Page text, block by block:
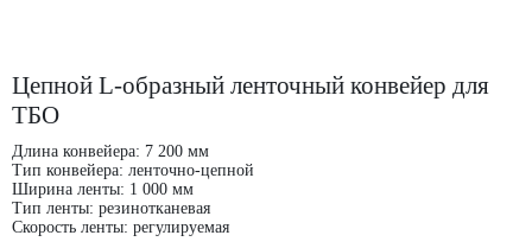
Цепной L-образный ленточный конвейер для
ТБО
Длина конвейера: 7 200 мм
Тип конвейера: ленточно-цепной
Ширина ленты: 1 000 мм
Тип ленты: резинотканевая
Скорость ленты: регулируемая